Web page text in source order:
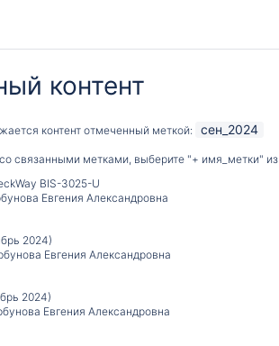
контент
контент отмеченный меткой: сен_2024
связанными метками, выберите "+ имя_метки"
BIS-3025-U
Евгения Александровна
2024)
Евгения Александровна
2024)
Евгения Александровна